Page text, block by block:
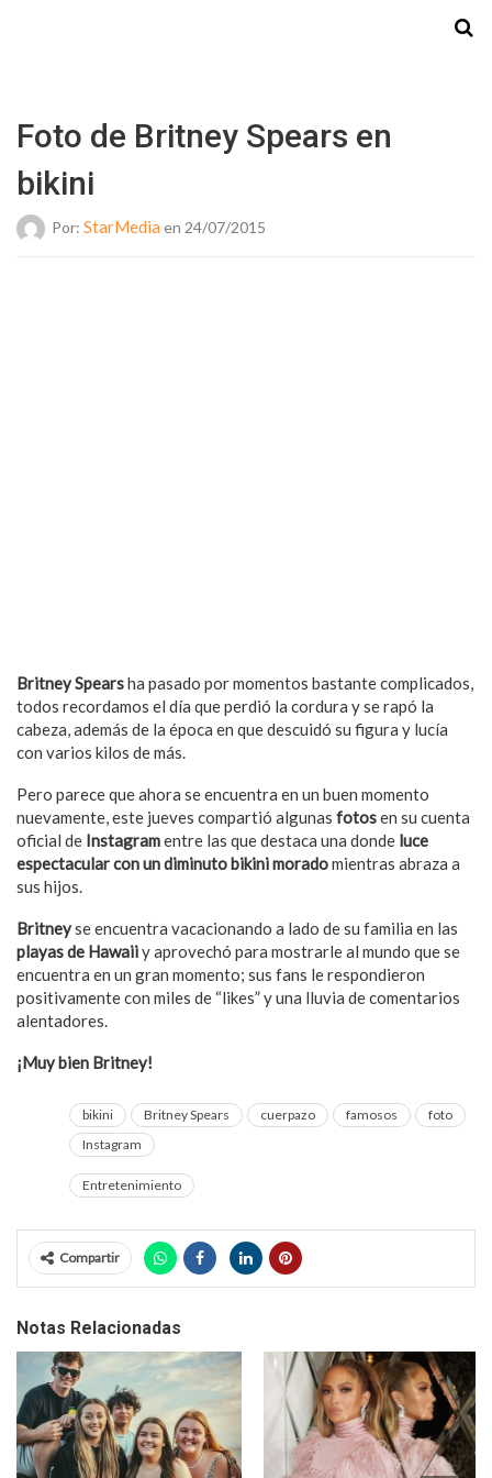
Foto de Britney Spears en
bikini
Por: StarMedia en 24/07/2015
Britney Spearsha pasado por momentos bastante complicados,
todos recordamos el día que perdió la cordura y se rapó la
cabeza, además de la época en que descuidó su figura y lucía
con varios kilos de más.
Pero parece que ahora se encuentra en un buen momento
nuevamente, este jueves compartió algunas fotosen su cuenta
oficial de Instagramentre las que destaca una donde luce
espectacular con un diminuto bikini moradomientras abraza a
sus hijos.
Britneyse encuentra vacacionando a lado de su familia en las
playas de Hawaiiy aprovechó para mostrarle al mundo que se
encuentra en un gran momento; sus fans le respondieron
positivamente con miles de “likes” y una lluvia de comentarios
alentadores.
¡Muy bien Britney!
bikini Britney Spears cuerpazo famosos
foto
Instagram
Entretenimiento
Compartir
Notas Relacionadas